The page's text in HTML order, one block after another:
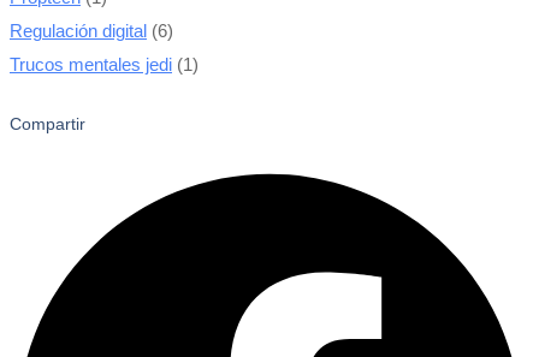
Regulación digital (6)
Trucos mentales jedi (1)
Compartir